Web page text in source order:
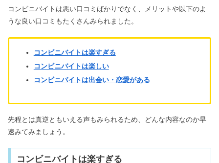
コンビニバイトは悪い口コミばかりでなく、メリットや以下のよ
うな良い口コミもたくさんみられました。
コンビニバイトは楽すぎる
コンビニバイトは楽しい
コンビニバイトは出会い・恋愛がある
先程とは真逆ともいえる声もみられるため、どんな内容なのか早
速みてみましょう。
コンビニバイトは楽すぎる